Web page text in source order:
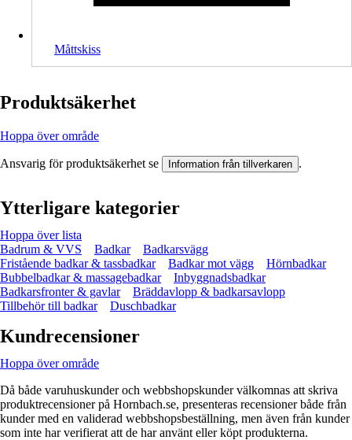
Måttskiss
Produktsäkerhet
Hoppa över område
Ansvarig för produktsäkerhet se Information från tillverkaren .
Ytterligare kategorier
Hoppa över lista
Badrum & VVS
Badkar
Badkarsvägg
Fristående badkar & tassbadkar
Badkar mot vägg
Hörnbadkar
Bubbelbadkar & massagebadkar
Inbyggnadsbadkar
Badkarsfronter & gavlar
Bräddavlopp & badkarsavlopp
Tillbehör till badkar
Duschbadkar
Kundrecensioner
Hoppa över område
Då både varuhuskunder och webbshopskunder välkomnas att skriva
produktrecensioner på Hornbach.se, presenteras recensioner både från
kunder med en validerad webbshopsbeställning, men även från kunder
som inte har verifierat att de har använt eller köpt produkterna.